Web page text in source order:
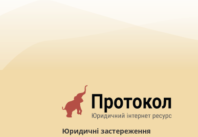
Юридичні застереження